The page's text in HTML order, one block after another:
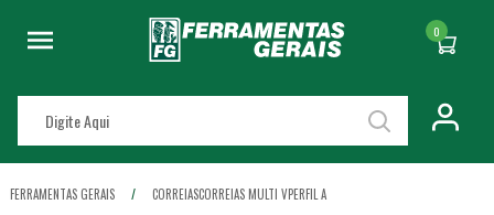
0
FERRAMENTAS GERAIS CORREIASCORREIAS MULTI VPERFIL A